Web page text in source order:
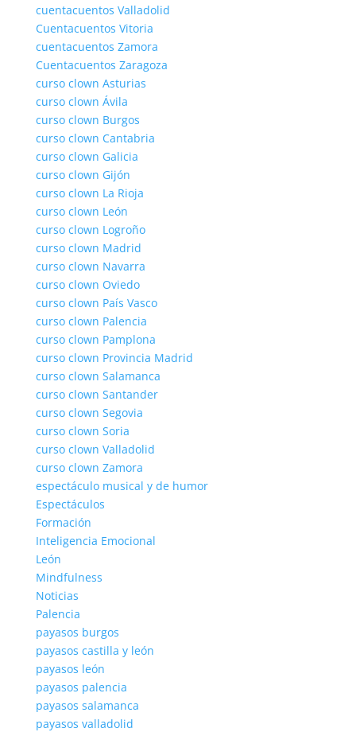
cuentacuentos Valladolid
Cuentacuentos Vitoria
cuentacuentos Zamora
Cuentacuentos Zaragoza
curso clown Asturias
curso clown Ávila
curso clown Burgos
curso clown Cantabria
curso clown Galicia
curso clown Gijón
curso clown La Rioja
curso clown León
curso clown Logroño
curso clown Madrid
curso clown Navarra
curso clown Oviedo
curso clown País Vasco
curso clown Palencia
curso clown Pamplona
curso clown Provincia Madrid
curso clown Salamanca
curso clown Santander
curso clown Segovia
curso clown Soria
curso clown Valladolid
curso clown Zamora
espectáculo musical y de humor
Espectáculos
Formación
Inteligencia Emocional
León
Mindfulness
Noticias
Palencia
payasos burgos
payasos castilla y león
payasos león
payasos palencia
payasos salamanca
payasos valladolid